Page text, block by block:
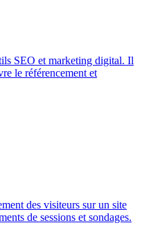
SEO et marketing digital. Il
le référencement et
des visiteurs sur un site
de sessions et sondages.